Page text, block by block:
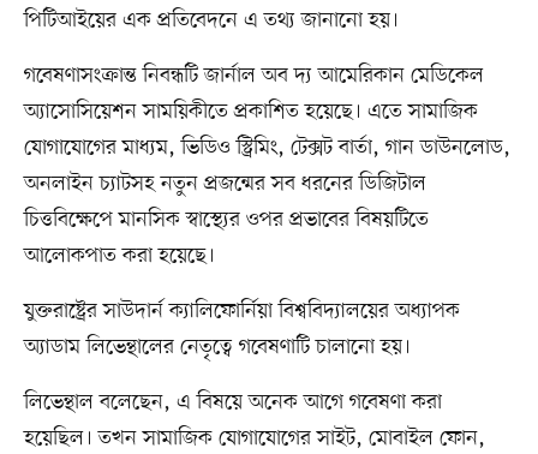
পিটিআইয়ের এক প্রতিবেদনে এ তথ্য জানানো হয়।
গবেষণাসংক্রান্ত নিবন্ধটি জার্নাল অব দ্য আমেরিকান মেডিকেল
অ্যাসোসিয়েশন সাময়িকীতে প্রকাশিত হয়েছে। এতে সামাজিক
যোগাযোগের মাধ্যম, ভিডিও স্ট্রিমিং, টেক্সট বার্তা, গান ডাউনলোড,
অনলাইন চ্যাটসহ নতুন প্রজন্মের সব ধরনের ডিজিটাল
চিত্তবিক্ষেপে মানসিক স্বাস্থ্যের ওপর প্রভাবের বিষয়টিতে
আলোকপাত করা হয়েছে।
যুক্তরাষ্ট্রের সাউদার্ন ক্যালিফোর্নিয়া বিশ্ববিদ্যালয়ের অধ্যাপক
অ্যাডাম লিভেন্থালের নেতৃত্বে গবেষণাটি চালানো হয়।
লিভেন্থাল বলেছেন, এ বিষয়ে অনেক আগে গবেষণা করা
হয়েছিল। তখন সামাজিক যোগাযোগের সাইট, মোবাইল ফোন,